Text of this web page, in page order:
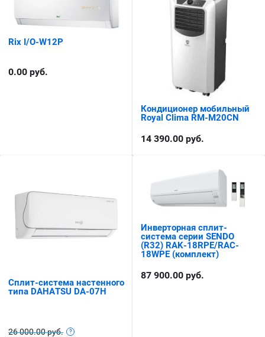
Rix I/O-W12P
0.00 руб.
Кондиционер мобильный
Royal Clima RM-M20СN
14 390.00 руб.
Сплит-система настенного
типа DAHATSU DA-07H
26 000.00 руб.
Инверторная сплит-
система серии SENDO
(R32) RAK-18RPE/RAC-
18WPE (комплект)
87 900.00 руб.